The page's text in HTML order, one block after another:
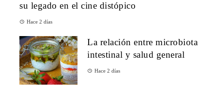
su legado en el cine distópico
Hace 2 días
La relación entre microbiota
intestinal y salud general
Hace 2 días